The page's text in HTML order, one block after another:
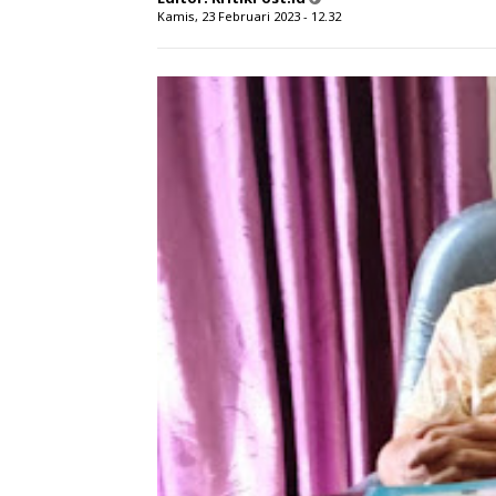
Kamis, 23 Februari 2023 - 12.32